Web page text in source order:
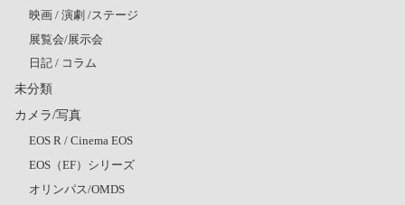
映画 / 演劇 /ステージ
展覧会/展示会
日記 / コラム
未分類
カメラ/写真
EOS R / Cinema EOS
EOS（EF）シリーズ
オリンパス/OMDS